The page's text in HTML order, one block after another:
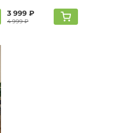
3 999 ₽
4 999 ₽